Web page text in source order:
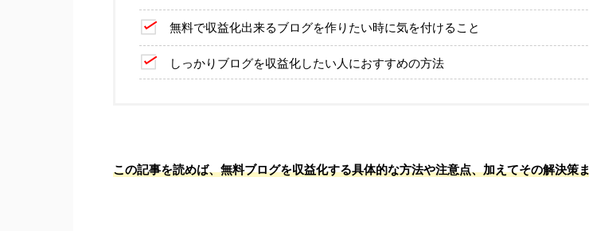
無料で収益化出来るブログを作りたい時に気を付けること
しっかりブログを収益化したい人におすすめの方法
この記事を読めば、無料ブログを収益化する具体的な方法や注意点、加えてその解決策